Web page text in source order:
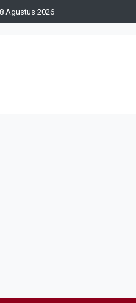
Agustus 2026